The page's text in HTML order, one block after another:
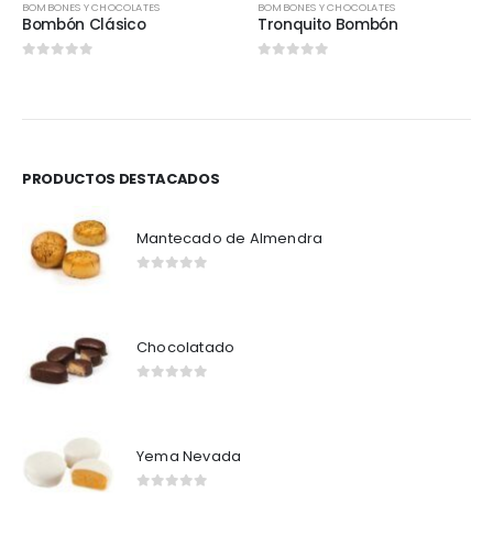
BOMBONES Y CHOCOLATES
Bombón Clásico
BOMBONES Y CHOCOLATES
Tronquito Bombón
PRODUCTOS DESTACADOS
Mantecado de Almendra
Chocolatado
Yema Nevada